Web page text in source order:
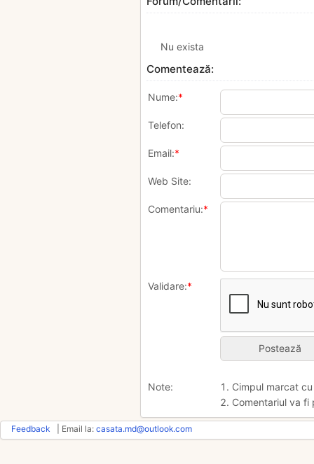
Nu exista
Comentează:
Nume:*
Telefon:
Email:*
Web Site:
Comentariu:*
Validare:*
Note:
1. Cimpul marcat
2. Comentariul va
Feedback | Email la: casata.md@outlook.com